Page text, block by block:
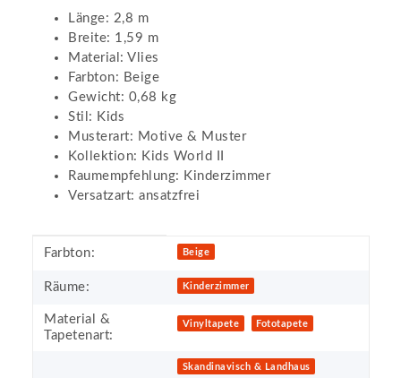
Länge: 2,8 m
Breite: 1,59 m
Material: Vlies
Farbton: Beige
Gewicht: 0,68 kg
Stil: Kids
Musterart: Motive & Muster
Kollektion: Kids World II
Raumempfehlung: Kinderzimmer
Versatzart: ansatzfrei
Produkteigenschaft
Wert
Farbton: Beige
Räume: Kinderzimmer
Material &
Tapetenart:
Vinyltapete Fototapete
Skandinavisch & Landhaus